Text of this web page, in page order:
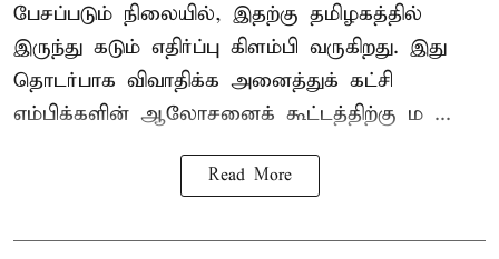
பேசப்படும் நிலையில், இதற்கு தமிழகத்தில்
இருந்து கடும் எதிர்ப்பு கிளம்பி வருகிறது. இது
தொடர்பாக விவாதிக்க அனைத்துக் கட்சி
எம்பிக்களின் ஆலோசனைக் கூட்டத்திற்கு ம ...
Read More